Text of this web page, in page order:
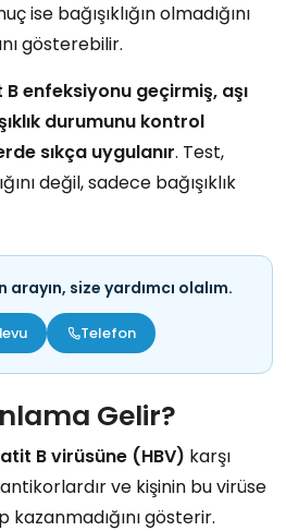
ise bağışıklığın olmadığını
gösterebilir.
enfeksiyonu geçirmiş, aşı
durumunu kontrol
sıkça uygulanır. Test,
değil, sadece bağışıklık
size yardımcı olalım.
Telefon
Gelir?
B virüsüne (HBV) karşı
ve kişinin bu virüse
kazanmadığınıgösterir.